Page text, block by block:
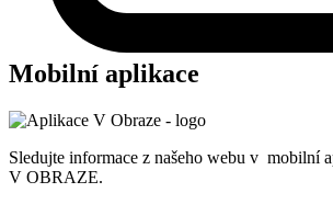
Mobilní aplikace
Sledujte informace z našeho webu v mobilní
V OBRAZE.